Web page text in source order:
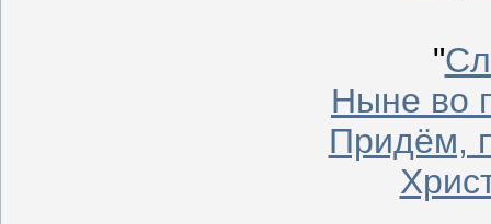
"
Ныне во
Придём,